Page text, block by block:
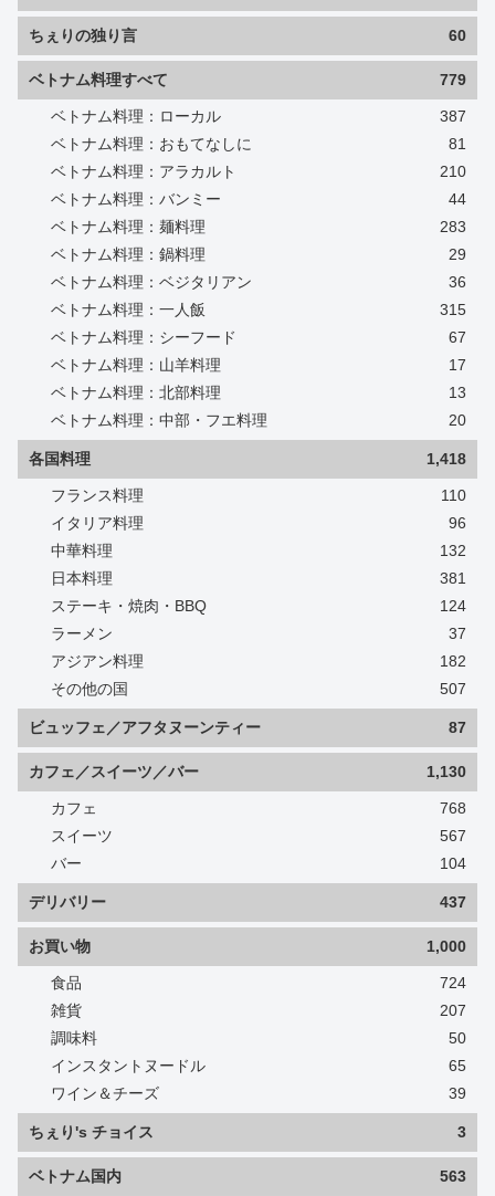
ちぇりの独り言 60
ベトナム料理すべて 779
ベトナム料理：ローカル
387
ベトナム料理：おもてなしに
81
ベトナム料理：アラカルト
210
ベトナム料理：バンミー
44
ベトナム料理：麺料理
283
ベトナム料理：鍋料理
29
ベトナム料理：ベジタリアン
36
ベトナム料理：一人飯
315
ベトナム料理：シーフード
67
ベトナム料理：山羊料理
17
ベトナム料理：北部料理
13
ベトナム料理：中部・フエ料理
20
各国料理 1,418
フランス料理
110
イタリア料理
96
中華料理
132
日本料理
381
ステーキ・焼肉・BBQ
124
ラーメン
37
アジアン料理
182
その他の国
507
ビュッフェ／アフタヌーンティー 87
カフェ／スイーツ／バー 1,130
カフェ
768
スイーツ
567
バー
104
デリバリー 437
お買い物 1,000
食品
724
雑貨
207
調味料
50
インスタントヌードル
65
ワイン＆チーズ
39
ちぇり's チョイス 3
ベトナム国内 563